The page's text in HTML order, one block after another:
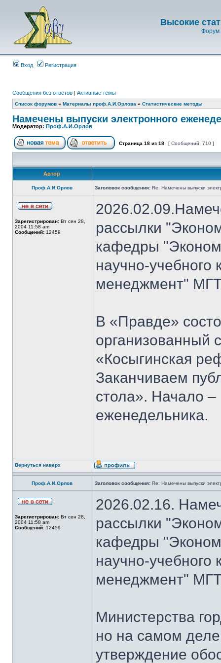
Высокие
Форум
Вход Регистрация
Сообщения без ответов | Активные темы
Список форумов » Материалы проф.А.И.Орлова » Статистические методы
Намечены выпуски электронного
Модератор: Проф.А.И.Орлов
Страница 18 из 18 [ Сообщений: 710 ]
Автор
Проф.А.И.Орлов Заголовок сообщения: Re: Намечены выпуски
Зарегистрирован: Вт сен 28,
2004 11:58 am
Сообщений: 12459
рассылки
кафедры
научно-
менеджмент"
В «Правде»
организованный
«Косыгинская
Заканчиваем
стола». Начало
еженедельника.
Вернуться наверх
Проф.А.И.Орлов Заголовок сообщения: Re: Намечены выпуски
Зарегистрирован: Вт сен 28,
2004 11:58 am
Сообщений: 12459
2026.02.16.
рассылки
кафедры
научно-
менеджмент"
Министерства
но на самом
утверждение